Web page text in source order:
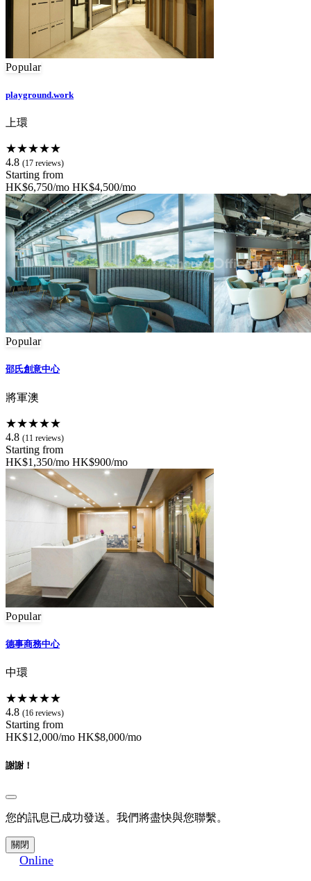
Popular
playground.work
上環
★★★★★
4.8 (17 reviews)
Starting from
HK$6,750/mo HK$4,500/mo
Popular
邵氏創意中心
將軍澳
★★★★★
4.8 (11 reviews)
Starting from
HK$1,350/mo HK$900/mo
Popular
德事商務中心
中環
★★★★★
4.8 (16 reviews)
Starting from
HK$12,000/mo HK$8,000/mo
謝謝！
您的訊息已成功發送。我們將盡快與您聯繫。
關閉
Online